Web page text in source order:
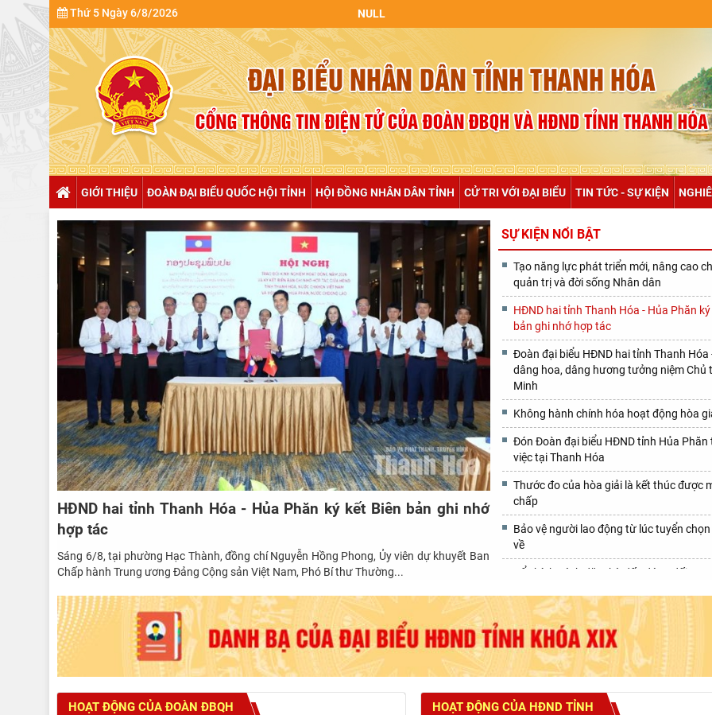
Thứ 5 Ngày 6/8/2026
GIỚI THIỆU ĐOÀN ĐẠI BIỂU QUỐC HỘI TỈNH HỘI ĐỒNG NHÂN DÂN TỈNH CỬ TRI VỚI ĐẠI BIỂU TIN TỨC - SỰ KIỆN
SỰ KIỆN NỔI BẬT
HĐND hai tỉnh Thanh Hóa - Hủa Phăn ký kết Biên bản ghi nhớ
hợp tác
Sáng 6/8, tại phường Hạc Thành, đồng chí Nguyễn Hồng Phong, Ủy viên dự khuyết Ban
Chấp hành Trung ương Đảng Cộng sản Việt Nam, Phó Bí thư Thường...
Tạo năng lực phát triển mới, nâng cao
quản trị và đời sống Nhân dân
HĐND hai tỉnh Thanh Hóa - Hủa Phăn ký
bản ghi nhớ hợp tác
Đoàn đại biểu HĐND hai tỉnh Thanh Hóa
dâng hoa, dâng hương tưởng niệm Chủ
Minh
Không hành chính hóa hoạt động hòa
Đón Đoàn đại biểu HĐND tỉnh Hủa Phăn
việc tại Thanh Hóa
Thước đo của hòa giải là kết thúc được
chấp
Bảo vệ người lao động từ lúc tuyển
về
Để chính sách đặc thù đến đúng đối
HOẠT ĐỘNG CỦA ĐOÀN ĐBQH HOẠT ĐỘNG CỦA HĐND TỈNH